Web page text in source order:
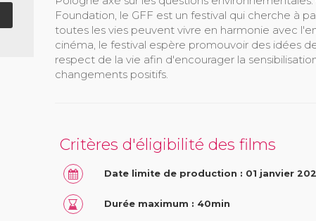
Foundation, le GFF est un festival qui cherche à
toutes les vies peuvent vivre en harmonie avec
cinéma, le festival espère promouvoir des idées
respect de la vie afin d'encourager la
changements positifs.
Critères d'éligibilité des films
Date limite de production : 01 janvier
Durée maximum : 40min